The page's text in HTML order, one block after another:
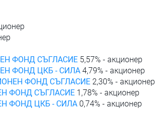
ФОНД СЪГЛАСИЕ 5,57% - акционер
ФОНД ЦКБ - СИЛА 4,79% - акционер
ФОНД СЪГЛАСИЕ 2,30% - акционер
ФОНД СЪГЛАСИЕ 1,78% - акционер
ФОНД ЦКБ - СИЛА 0,74% - акционер